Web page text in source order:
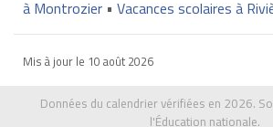
à Montrozier• Vacances scolaires à
Mis à jour le 10 août 2026
Données du calendrier vérifiées en 2026.
l'Éducation nationale.